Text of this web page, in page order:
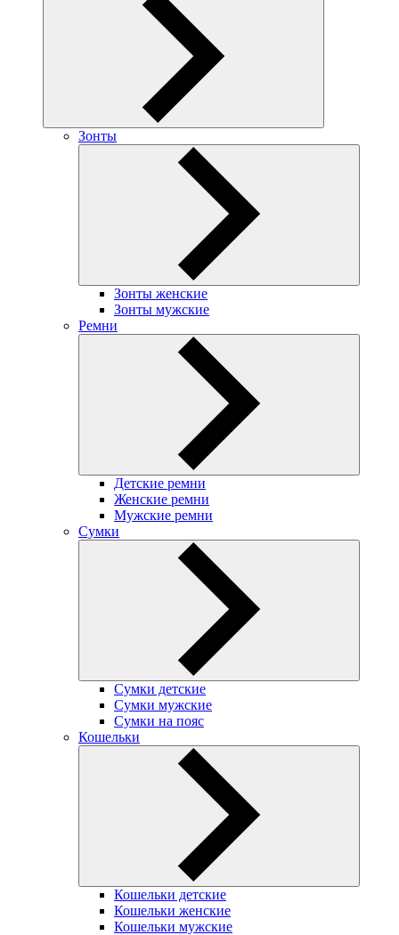
Зонты
Зонты женские
Зонты мужские
Ремни
Детские ремни
Женские ремни
Мужские ремни
Сумки
Сумки детские
Сумки мужские
Сумки на пояс
Кошельки
Кошельки детские
Кошельки женские
Кошельки мужские